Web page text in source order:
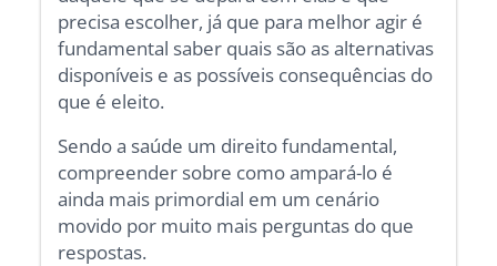
precisa escolher, já que para melhor agir é
fundamental saber quais são as alternativas
disponíveis e as possíveis consequências do
que é eleito.
Sendo a saúde um direito fundamental,
compreender sobre como ampará-lo é
ainda mais primordial em um cenário
movido por muito mais perguntas do que
respostas.